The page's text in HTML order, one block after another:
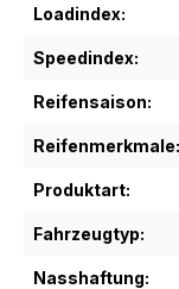
Loadindex:
Speedindex:
Reifensaison:
Reifenmerkmale:
Produktart:
Fahrzeugtyp:
Nasshaftung: